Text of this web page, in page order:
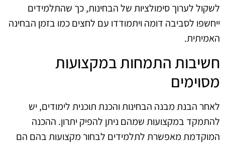
לשקול לערוך סימולציות של הבחינות, כך שהתלמידים
ייחשפו לסביבה דומה ויתמודדו עם לחצים כמו בזמן הבחינה
האמיתית.
חשיבות התמחות במקצועות
מסוימים
לאחר הבנת מבנה הבחינות והכנת תוכנית לימודים, יש
להתמקד במקצועות שמהם ניתן להפיק יתרון. ההכנה
המוקדמת מאפשרת לתלמידים לבחור מקצועות בהם הם